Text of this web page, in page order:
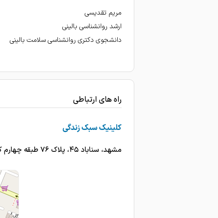
مریم تقدیسی
ارشد روانشناسی بالینی
دانشجوی دکتری روانشناسی سلامت بالینی
راه های ارتباطی
کلینیک سبک زندگی
مشهد، سناباد ۴۵، پلاک ۷۶ طبقه چهارم کلینیک سبک زندگی